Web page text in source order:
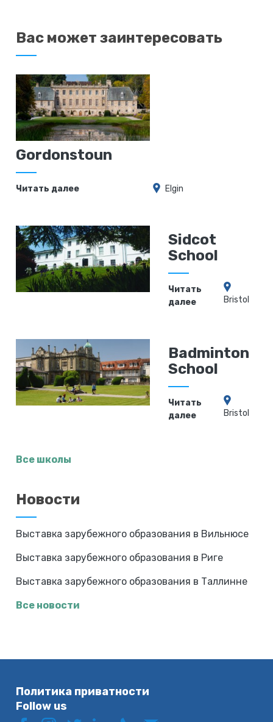
Вас может заинтересовать
Gordonstoun
Читать далее Elgin
Sidcot
School
Читать
далее
Bristol
Badminton
School
Читать
далее
Bristol
Все школы
Новости
Выставка зарубежного образования в Вильнюсе
Выставка зарубежного образования в Риге
Выставка зарубежного образования в Таллинне
Все новости
Политика приватности
Follow us